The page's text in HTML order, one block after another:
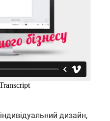
дизайн,